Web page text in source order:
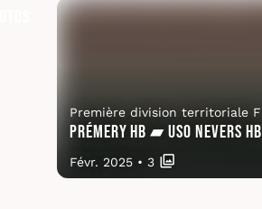
Première division territoriale F
Prémery HB ▰ USO Nevers HB
Févr. 2025• 3